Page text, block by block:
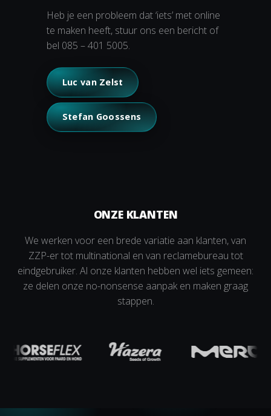
Heb je een probleem dat ‘iets’ met online
te maken heeft, stuur ons een bericht of
bel 085 – 401 5005.
Luc van Zelst
Stefan Goossens
ONZE KLANTEN
We werken voor een brede variatie aan klanten, van
ZZP-er tot multinational en van reclamebureau tot
eindgebruiker. Al onze klanten hebben wel iets gemeen:
ze delen onze no-nonsense aanpak en maken graag
stappen.